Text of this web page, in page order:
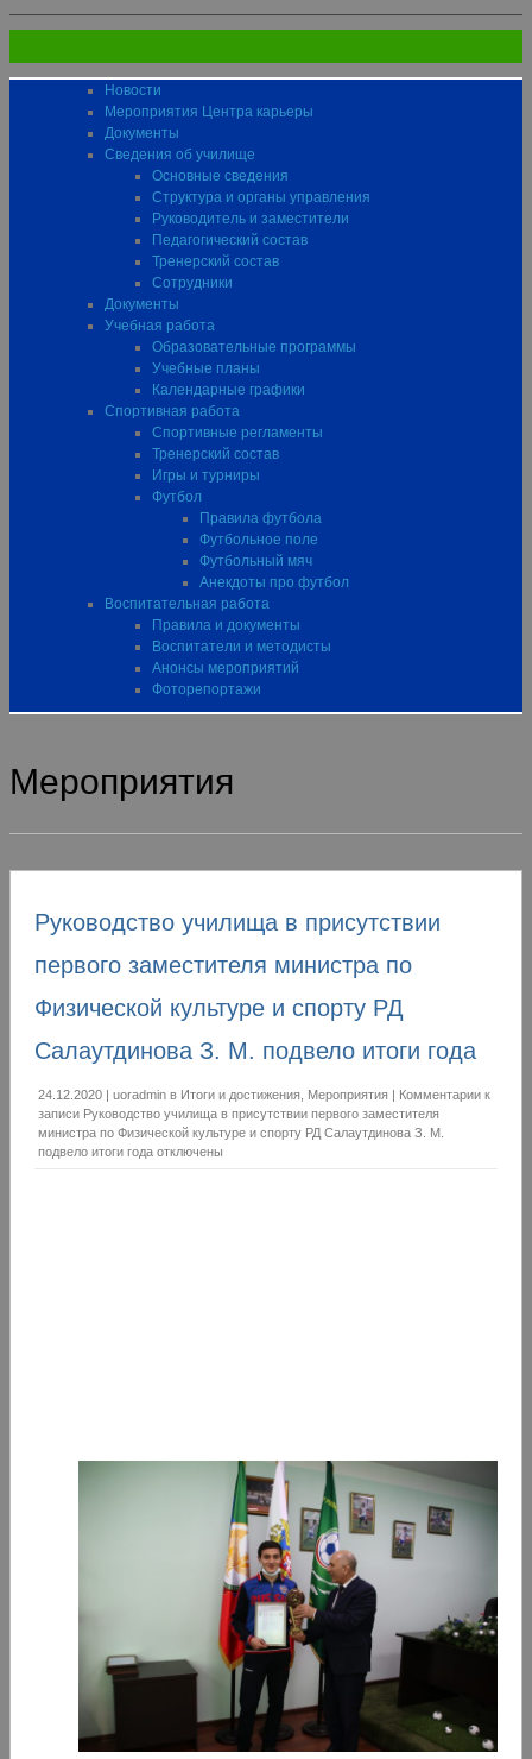
Новости
Мероприятия Центра карьеры
Документы
Сведения об училище
Основные сведения
Структура и органы управления
Руководитель и заместители
Педагогический состав
Тренерский состав
Сотрудники
Документы
Учебная работа
Образовательные программы
Учебные планы
Календарные графики
Спортивная работа
Спортивные регламенты
Тренерский состав
Игры и турниры
Футбол
Правила футбола
Футбольное поле
Футбольный мяч
Анекдоты про футбол
Воспитательная работа
Правила и документы
Воспитатели и методисты
Анонсы мероприятий
Фоторепортажи
Мероприятия
Руководство училища в присутствии
первого заместителя министра по
Физической культуре и спорту РД
Салаутдинова З. М. подвело итоги года
24.12.2020 | uoradmin в Итоги и достижения Мероприятия | Комментарии к
записи Руководство училища в присутствии первого заместителя
министра по Физической культуре и спорту РД Салаутдинова З. М.
подвело итоги года отключены